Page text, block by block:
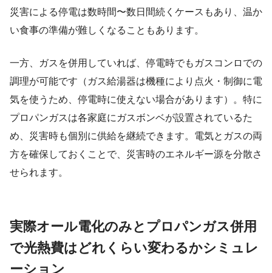
災害による停電は数時間〜数日間続くケースもあり、温か
い食事の準備が難しくなることもあります。
一方、ガスを併用していれば、停電時でもガスコンロでの
調理が可能です（ガス給湯器は機種により点火・制御に電
気を使うため、停電時に使えない場合があります）。特に
プロパンガスは各家庭にガスボンベが設置されているた
め、災害時も個別に供給を継続できます。電気とガスの両
方を確保しておくことで、災害時のエネルギー源を分散さ
せられます。
実際オール電化のみとプロパンガス併用
で光熱費はどれくらい変わるかシミュレ
ーション